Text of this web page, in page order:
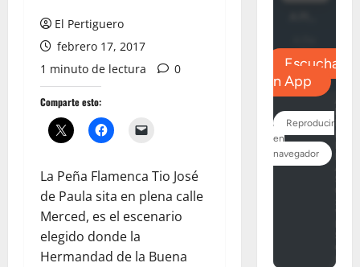
El Pertiguero
febrero 17, 2017
1 minuto de lectura
0
Comparte esto:
La Peña Flamenca Tio José
de Paula sita en plena calle
Merced, es el escenario
elegido donde la
Hermandad de la Buena